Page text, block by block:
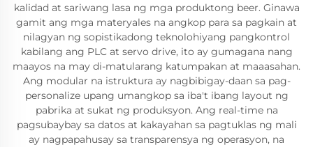
kalidad at sariwang lasa ng mga produktong beer. Ginawa
gamit ang mga materyales na angkop para sa pagkain at
nilagyan ng sopistikadong teknolohiyang pangkontrol
kabilang ang PLC at servo drive, ito ay gumagana nang
maayos na may di-matularang katumpakan at maaasahan.
Ang modular na istruktura ay nagbibigay-daan sa pag-
personalize upang umangkop sa iba't ibang layout ng
pabrika at sukat ng produksyon. Ang real-time na
pagsubaybay sa datos at kakayahan sa pagtuklas ng mali
ay nagpapahusay sa transparensya ng operasyon, na